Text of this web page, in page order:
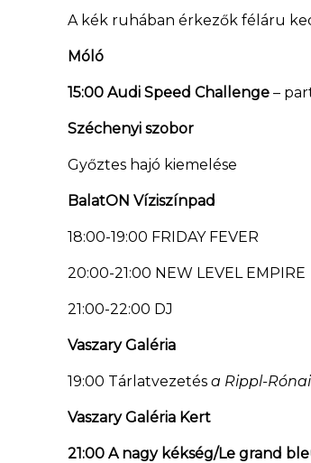
A kék ruhában érkezők féláru
Móló
15:00 Audi Speed Challenge –
Széchenyi szobor
Győztes hajó kiemelése
BalatON Víziszínpad
18:00-19:00 FRIDAY FEVER
20:00-21:00 NEW LEVEL EMPIRE
21:00-22:00 DJ
Vaszary Galéria
19:00 Tárlatvezetés a Rippl-
Vaszary Galéria Kert
21:00 A nagy kékség/Le grand